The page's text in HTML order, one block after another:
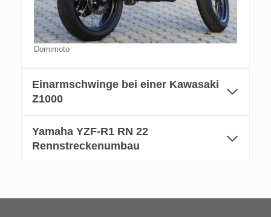
Domimoto
Einarmschwinge bei einer Kawasaki
Z1000
Yamaha YZF-R1 RN 22
Rennstreckenumbau